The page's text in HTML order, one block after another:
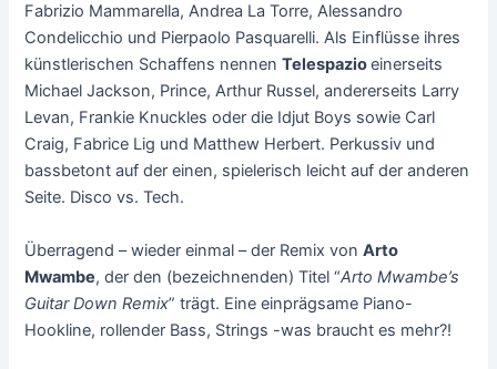
Fabrizio Mammarella, Andrea La Torre, Alessandro
Condelicchio und Pierpaolo Pasquarelli. Als Einflüsse ihres
künstlerischen Schaffens nennenTelespazioeinerseits
Michael Jackson, Prince, Arthur Russel, andererseits Larry
Levan, Frankie Knuckles oder die Idjut Boys sowie Carl
Craig, Fabrice Lig und Matthew Herbert. Perkussiv und
bassbetont auf der einen, spielerisch leicht auf der anderen
Seite. Disco vs. Tech.
Überragend – wieder einmal – der Remix vonArto
Mwambe, der den (bezeichnenden) Titel “Arto Mwambe’s
Guitar Down Remix” trägt. Eine einprägsame Piano-
Hookline, rollender Bass, Strings -was braucht es mehr?!